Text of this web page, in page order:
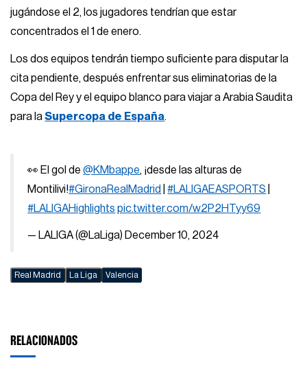
jugándose el 2, los jugadores tendrían que estar
concentrados el 1 de enero.
Los dos equipos tendrán tiempo suficiente para disputar la
cita pendiente, después enfrentar sus eliminatorias de la
Copa del Rey y el equipo blanco para viajar a Arabia Saudita
para laSupercopa de España.
👀 El gol de@KMbappe, ¡desde las alturas de
Montilivi!#GironaRealMadrid |#LALIGAEASPORTS
#LALIGAHighlights pic.twitter.com/w2P2HTyy69
— LALIGA (@LaLiga) December 10, 2024
Real Madrid La Liga Valencia
RELACIONADOS